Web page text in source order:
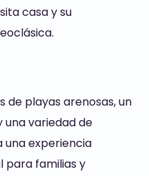
casa y su
de playas arenosas, un
variedad de
experiencia
para familias y